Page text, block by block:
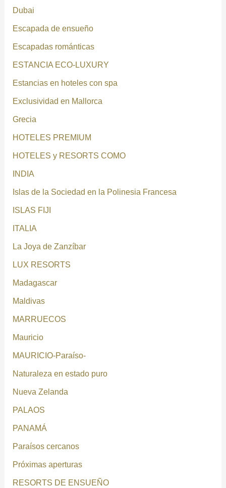
Dubai
Escapada de ensueño
Escapadas románticas
ESTANCIA ECO-LUXURY
Estancias en hoteles con spa
Exclusividad en Mallorca
Grecia
HOTELES PREMIUM
HOTELES y RESORTS COMO
INDIA
Islas de la Sociedad en la Polinesia Francesa
ISLAS FIJI
ITALIA
La Joya de Zanzíbar
LUX RESORTS
Madagascar
Maldivas
MARRUECOS
Mauricio
MAURICIO-Paraíso-
Naturaleza en estado puro
Nueva Zelanda
PALAOS
PANAMÁ
Paraísos cercanos
Próximas aperturas
RESORTS DE ENSUEÑO